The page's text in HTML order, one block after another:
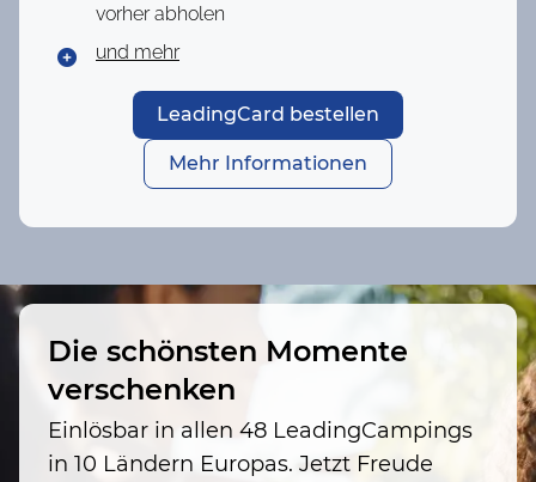
vorher abholen
und mehr
LeadingCard bestellen
Mehr Informationen
Die schönsten Momente
verschenken
Einlösbar in allen 48 LeadingCampings
in 10 Ländern Europas. Jetzt Freude